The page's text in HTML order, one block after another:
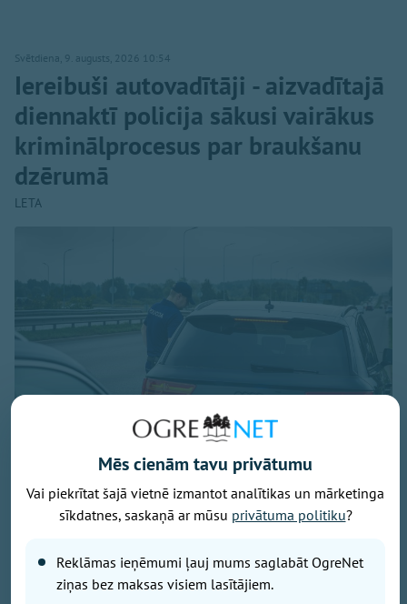
Svētdiena, 9. augusts, 2026 10:54
Iereibuši autovadītāji - aizvadītajā
diennaktī policija sākusi vairākus
kriminālprocesus par braukšanu
dzērumā
LETA
Foto: Valsts policija
Aizvadītajā diennaktī Latvijā uz ceļiem pieķerti 14
ietekmē, informēja Valsts policija.
Mēs cienām tavu privātumu
Vai piekrītat šajā vietnē izmantot analītikas un mārketinga
sīkdatnes, saskaņā ar mūsu privātuma politiku?
Reklāmas ieņēmumi ļauj mums saglabāt OgreNet
ziņas bez maksas visiem lasītājiem.